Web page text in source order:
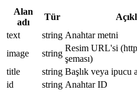
Alan
adı
Tür
text
string Anahtar metni
image
string
Resim URL'si
şeması)
title
string Başlık veya ipucu
id
string Anahtar ID